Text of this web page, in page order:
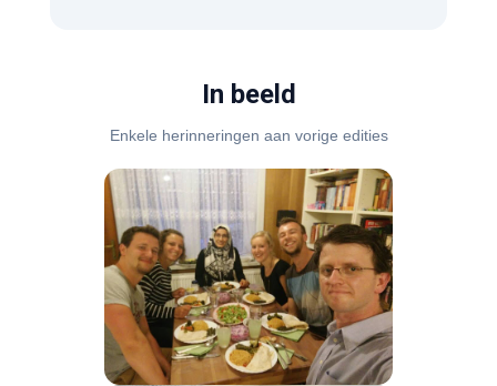
In beeld
Enkele herinneringen aan vorige edities